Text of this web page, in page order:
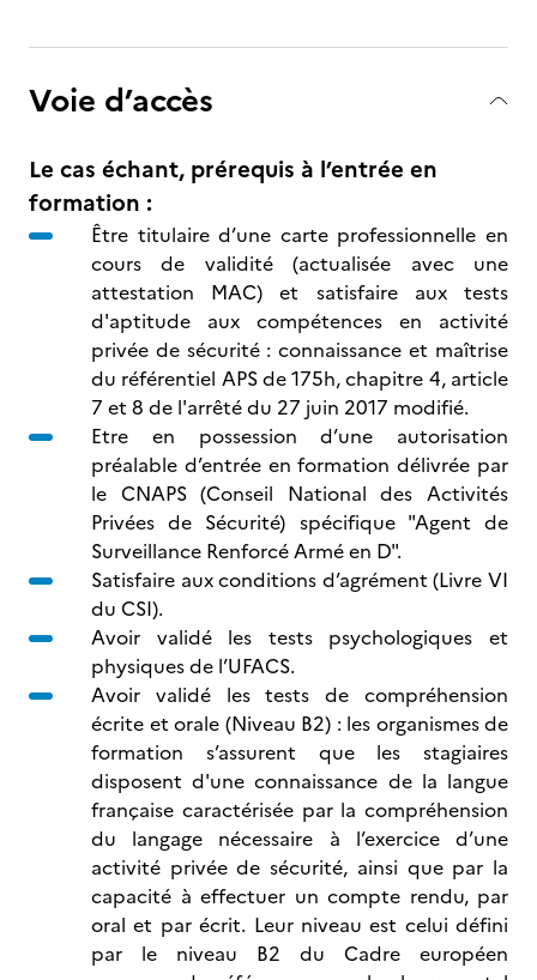
Voie d’accès
Le cas échant, prérequis à l’entrée en
formation :
Être titulaire d’une carte professionnelle en
cours de validité (actualisée avec une
attestation MAC) et satisfaire aux tests
d'aptitude aux compétences en activité
privée de sécurité : connaissance et maîtrise
du référentiel APS de 175h, chapitre 4, article
7 et 8 de l'arrêté du 27 juin 2017 modifié.
Etre en possession d’une autorisation
préalable d’entrée en formation délivrée par
le CNAPS (Conseil National des Activités
Privées de Sécurité) spécifique "Agent de
Surveillance Renforcé Armé en D".
Satisfaire aux conditions d’agrément (Livre VI
du CSI).
Avoir validé les tests psychologiques et
physiques de l’UFACS.
Avoir validé les tests de compréhension
écrite et orale (Niveau B2) : les organismes de
formation s’assurent que les stagiaires
disposent d'une connaissance de la langue
française caractérisée par la compréhension
du langage nécessaire à l’exercice d’une
activité privée de sécurité, ainsi que par la
capacité à effectuer un compte rendu, par
oral et par écrit. Leur niveau est celui défini
par le niveau B2 du Cadre européen